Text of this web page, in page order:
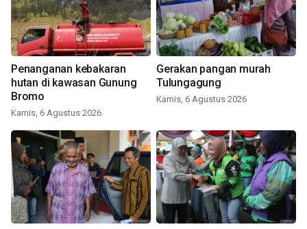
Penanganan kebakaran
hutan di kawasan Gunung
Bromo
Kamis, 6 Agustus 2026
Gerakan pangan murah
Tulungagung
Kamis, 6 Agustus 2026